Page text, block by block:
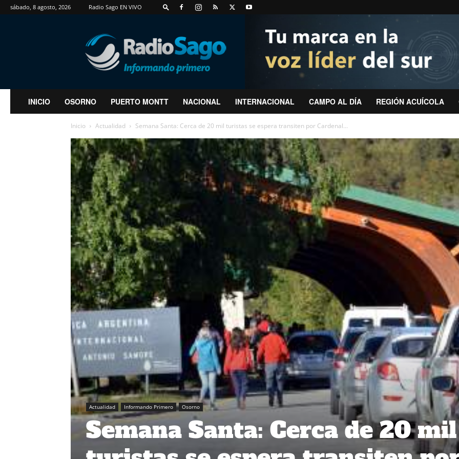
sábado, 8 agosto, 2026 Radio Sago EN VIVO
RadioSago
INICIO OSORNO PUERTO MONTT NACIONAL INTERNACIONAL CAMPO AL DÍA REGIÓN ACUÍCOLA
Inicio Actualidad Semana Santa: Cerca de 20 mil turistas se espera transiten por Cardenal...
Actualidad Informando Primero Osorno
Semana Santa: Cerca de 20 mil